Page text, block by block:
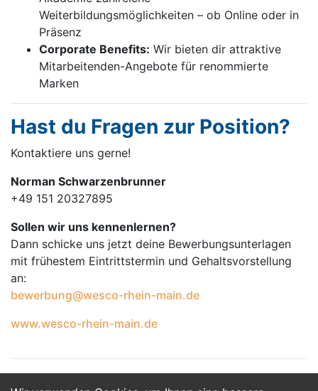
Weiterbildungsmöglichkeiten – ob Online oder in
Präsenz
Corporate Benefits: Wir bieten dir attraktive
Mitarbeitenden-Angebote für renommierte
Marken
Hast du Fragen zur Position?
Kontaktiere uns gerne!
Norman Schwarzenbrunner
+49 151 20327895
Sollen wir uns kennenlernen?
Dann schicke uns jetzt deine Bewerbungsunterlagen
mit frühestem Eintrittstermin und Gehaltsvorstellung
an:
bewerbung@wesco-rhein-main.de
www.wesco-rhein-main.de